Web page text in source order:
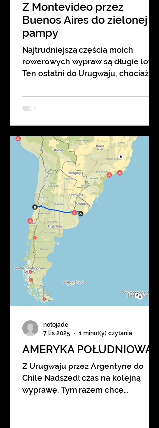
Z Montevideo przez
Buenos Aires do zielonej
pampy
Najtrudniejszą częścią moich
rowerowych wypraw są długie loty.
Ten ostatni do Urugwaju, chociaż
dobrze, bo prawie cały czas spałem.
😌 A niedzielny poranek w
paszportowa trwała zaledwie kilka
minut. Rower dotarł w idealnym
stanie. Potem szybki montaż
mojego Speca w terminalu
przylotów i jestem gotowy do drogi!
Jazda z lotniska okazała się
bezproblemowa. Drogi szerokie,
grzeczni kierowcy
AMERYKA POŁUDNIOWA
Z Urugwaju przez Argentynę do
Chile Nadszedł czas na kolejną
wyprawę. Tym razem chcę
notojade
7 lis 2025
1 minut(y) czytania